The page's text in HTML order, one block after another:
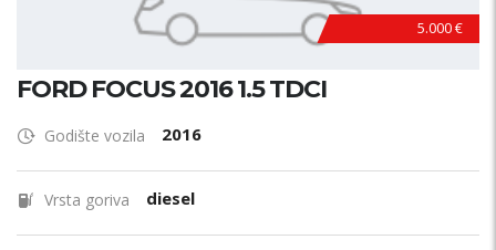
5.000 €
FORD FOCUS 2016 1.5 TDCI
Godište vozila 2016
Vrsta goriva diesel